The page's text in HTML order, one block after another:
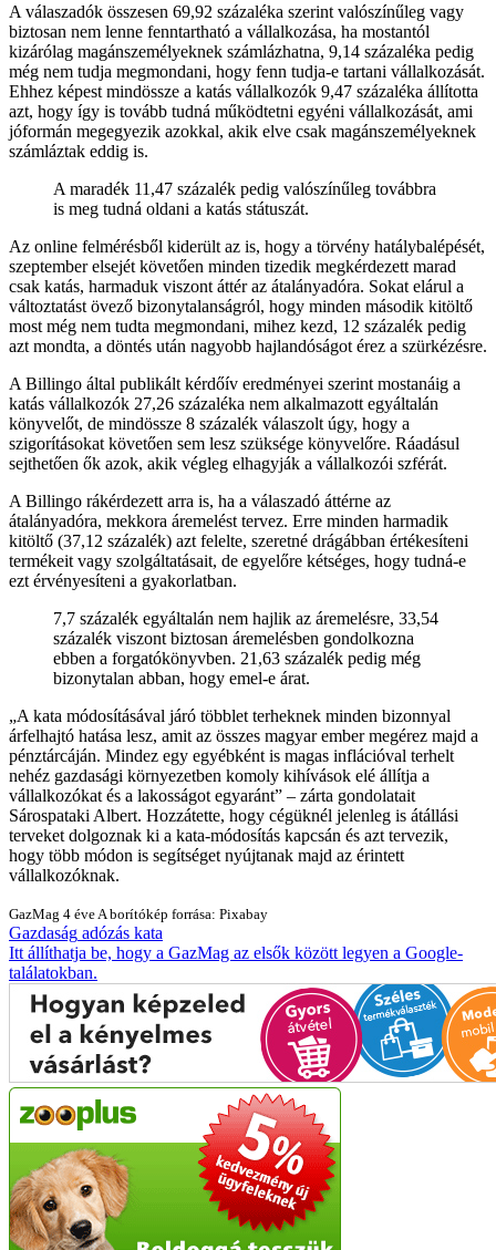
A válaszadók összesen 69,92 százaléka szerint valószínűleg vagy
biztosan nem lenne fenntartható a vállalkozása, ha mostantól
kizárólag magánszemélyeknek számlázhatna, 9,14 százaléka pedig
még nem tudja megmondani, hogy fenn tudja-e tartani vállalkozását.
Ehhez képest mindössze a katás vállalkozók 9,47 százaléka állította
azt, hogy így is tovább tudná működtetni egyéni vállalkozását, ami
jóformán megegyezik azokkal, akik elve csak magánszemélyeknek
számláztak eddig is.
A maradék 11,47 százalék pedig valószínűleg továbbra
is meg tudná oldani a katás státuszát.
Az online felmérésből kiderült az is, hogy a törvény hatálybalépését,
szeptember elsejét követően minden tizedik megkérdezett marad
csak katás, harmaduk viszont áttér az átalányadóra. Sokat elárul a
változtatást övező bizonytalanságról, hogy minden második kitöltő
most még nem tudta megmondani, mihez kezd, 12 százalék pedig
azt mondta, a döntés után nagyobb hajlandóságot érez a szürkézésre.
A Billingo által publikált kérdőív eredményei szerint mostanáig a
katás vállalkozók 27,26 százaléka nem alkalmazott egyáltalán
könyvelőt, de mindössze 8 százalék válaszolt úgy, hogy a
szigorításokat követően sem lesz szüksége könyvelőre. Ráadásul
sejthetően ők azok, akik végleg elhagyják a vállalkozói szférát.
A Billingo rákérdezett arra is, ha a válaszadó áttérne az
átalányadóra, mekkora áremelést tervez. Erre minden harmadik
kitöltő (37,12 százalék) azt felelte, szeretné drágábban értékesíteni
termékeit vagy szolgáltatásait, de egyelőre kétséges, hogy tudná-e
ezt érvényesíteni a gyakorlatban.
7,7 százalék egyáltalán nem hajlik az áremelésre, 33,54
százalék viszont biztosan áremelésben gondolkozna
ebben a forgatókönyvben. 21,63 százalék pedig még
bizonytalan abban, hogy emel-e árat.
A kata módosításával járó többlet terheknek minden bizonnyal
árfelhajtó hatása lesz, amit az összes magyar ember megérez majd a
pénztárcáján. Mindez egy egyébként is magas inflációval terhelt
nehéz gazdasági környezetben komoly kihívások elé állítja a
vállalkozókat és a lakosságot egyaránt
– zárta gondolatait
Sárospataki Albert. Hozzátette, hogy cégüknél jelenleg is átállási
terveket dolgoznak ki a kata-módosítás kapcsán és azt tervezik,
hogy több módon is segítséget nyújtanak majd az érintett
vállalkozóknak.
GazMag 4 éve A borítókép forrása: Pixabay
Gazdaság adózás kata
Itt állíthatja be, hogy a GazMag az elsők között legyen a Google-
találatokban.